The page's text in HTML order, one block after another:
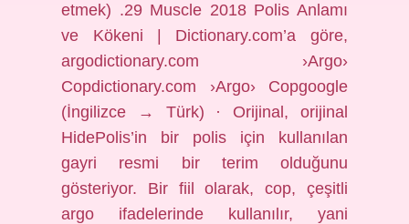
etmek) .29 Muscle 2018 Polis Anlamı
ve Kökeni | Dictionary.com’a göre,
argodictionary.com ›Argo›
Copdictionary.com ›Argo› Copgoogle
(İngilizce → Türk) · Orijinal, orijinal
HidePolis’in bir polis için kullanılan
gayri resmi bir terim olduğunu
gösteriyor. Bir fiil olarak, cop, çeşitli
argo ifadelerinde kullanılır, yani